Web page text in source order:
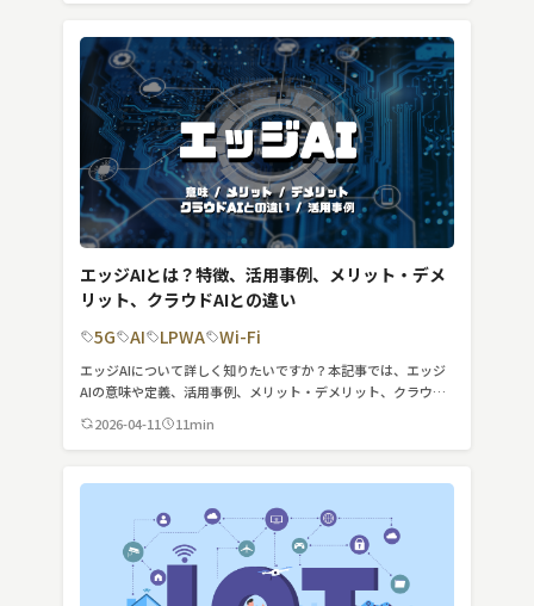
ニュース
デジタルサイネージ
カメラ
おすすめ
スマホ
エッジAIとは？特徴、活用事例、メリット・デメ
リット、クラウドAIとの違い
5G
AI LPWA Wi-Fi
エッジAIについて詳しく知りたいですか？本記事では、エッジ
AIの意味や定義、活用事例、メリット・デメリット、クラウド
2026-04-11 11min